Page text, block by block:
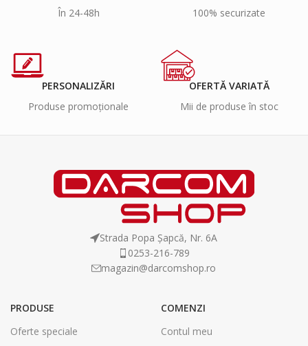
În 24-48h
100% securizate
PERSONALIZĂRI
Produse promoționale
OFERTĂ VARIATĂ
Mii de produse în stoc
Strada Popa Șapcă, Nr. 6A
0253-216-789
magazin@darcomshop.ro
PRODUSE
Oferte speciale
COMENZI
Contul meu